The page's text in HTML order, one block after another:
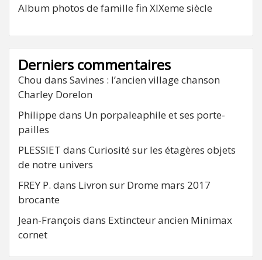
Album photos de famille fin XIXeme siècle
Derniers commentaires
Chou dans Savines : l’ancien village chanson
Charley Dorelon
Philippe dans Un porpaleaphile et ses porte-
pailles
PLESSIET dans Curiosité sur les étagères objets
de notre univers
FREY P. dans Livron sur Drome mars 2017
brocante
Jean-François dans Extincteur ancien Minimax
cornet